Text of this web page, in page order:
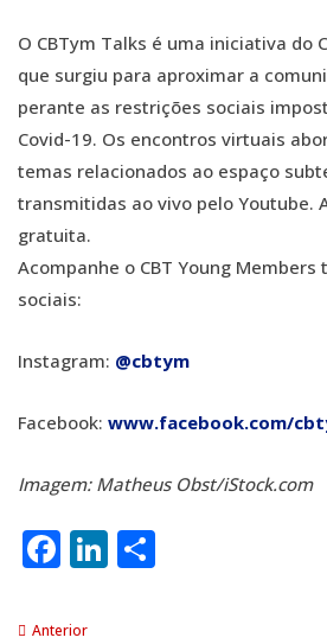
O CBTym Talks é uma iniciativa do
que surgiu para aproximar a
perante as restrições sociais
Covid-19. Os encontros virtuais
temas relacionados ao espaço
transmitidas ao vivo pelo Youtube.
gratuita.
Acompanhe o CBT Young
sociais:
Instagram: @cbtym
Facebook: www.facebook.com/
Imagem: Matheus Obst/iStock.com
Facebook
LinkedIn
Anterior